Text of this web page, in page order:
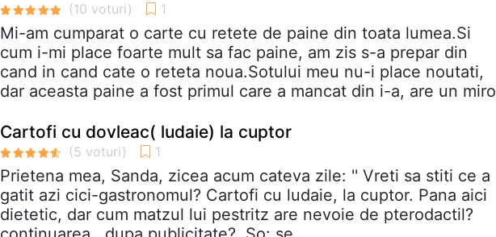
Mi-am cumparat o carte cu retete de paine din toata lumea.Si
cum i-mi place foarte mult sa fac paine, am zis s-a prepar din
cand in cand cate o reteta noua.Sotului meu nu-i place noutati,
dar aceasta paine a fost primul care a mancat din i-a, are un miro
Cartofi cu dovleac( ludaie) la cuptor
Prietena mea, Sanda, zicea acum cateva zile: '' Vreti sa stiti ce a
gatit azi cici-gastronomul? Cartofi cu ludaie, la cuptor. Pana aici
dietetic, dar cum matzul lui pestritz are nevoie de pterodactil?